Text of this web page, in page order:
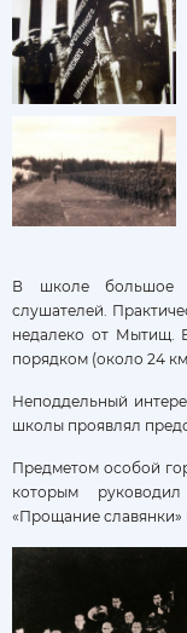
В школе большое
слушателей.
недалеко от Мытищ.
порядком (около 24
Неподдельный
школы проявлял
Предметом особой
которым
«Прощание славянки»